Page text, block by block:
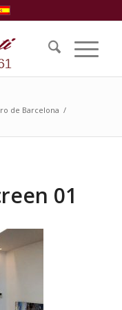
de Barcelona /
01